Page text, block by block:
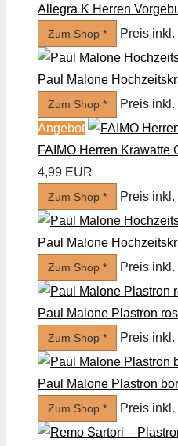
Allegra K Herren
Zum Shop * Preis
Paul Malone
Zum Shop *
Preis
Angebot
FAIMO Herren Krawatte
4,99 EUR
Zum Shop * Preis
Paul Malone
Zum Shop * Preis
Paul Malone Plastron
Zum Shop * Preis
Paul Malone Plastron
Zum Shop * Preis